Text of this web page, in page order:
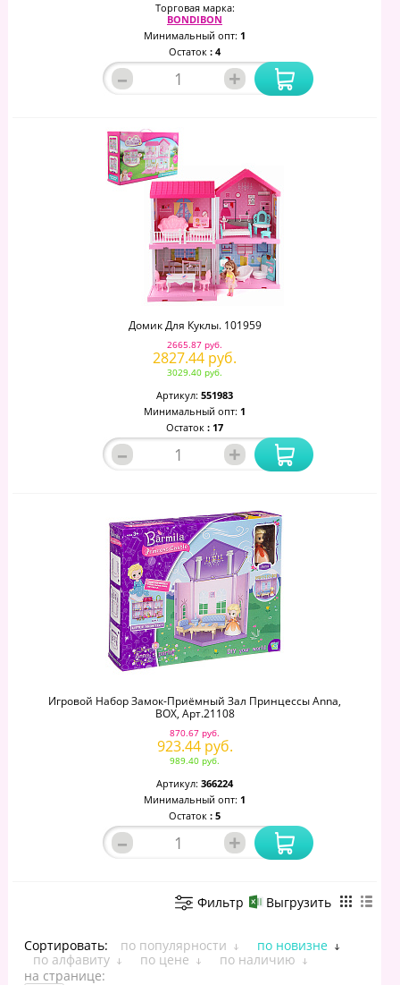
Торговая марка:
BONDIBON
Минимальный опт: 1
Остаток : 4
– +
Домик Для Куклы. 101959
2665.87 руб.
2827.44 руб.
3029.40 руб.
Артикул: 551983
Минимальный опт: 1
Остаток : 17
– +
Игровой Набор Замок-Приёмный Зал Принцессы Anna,
ВОХ, Арт.21108
870.67 руб.
923.44 руб.
989.40 руб.
Артикул: 366224
Минимальный опт: 1
Остаток : 5
– +
Фильтр Выгрузить
Сортировать: по популярности
по новизне
по алфавиту
по цене
по наличию
на странице: